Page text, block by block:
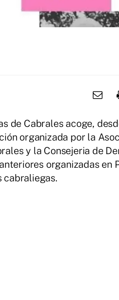
de Cabrales acoge,
organizada por la
y la Consejeria de
organizadas en
cabraliegas.